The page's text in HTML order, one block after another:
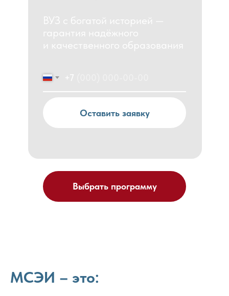
ВУЗ с богатой историей —
гарантия надёжного
и качественного образования
Выбрать программу
+7
Оставить заявку
МСЭИ – это: